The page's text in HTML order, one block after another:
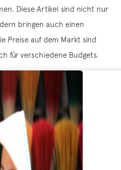
Diese Artikel sind nicht nur
bringen auch einen
Preise auf dem Markt sind
für verschiedene Budgets.